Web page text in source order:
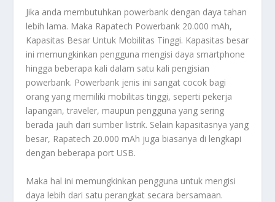
Jika anda membutuhkan powerbank dengan daya tahan
lebih lama. Maka Rapatech Powerbank 20.000 mAh,
Kapasitas Besar Untuk Mobilitas Tinggi. Kapasitas besar
ini memungkinkan pengguna mengisi daya smartphone
hingga beberapa kali dalam satu kali pengisian
powerbank. Powerbank jenis ini sangat cocok bagi
orang yang memiliki mobilitas tinggi, seperti pekerja
lapangan, traveler, maupun pengguna yang sering
berada jauh dari sumber listrik. Selain kapasitasnya yang
besar, Rapatech 20.000 mAh juga biasanya di lengkapi
dengan beberapa port USB.
Maka hal ini memungkinkan pengguna untuk mengisi
daya lebih dari satu perangkat secara bersamaan.